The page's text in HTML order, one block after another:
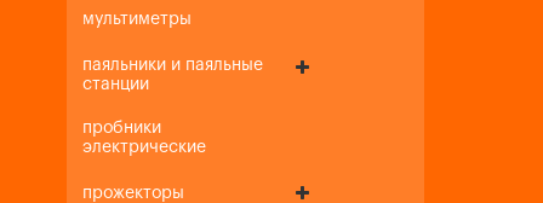
мультиметры
паяльники и паяльные
станции
пробники
электрические
прожекторы